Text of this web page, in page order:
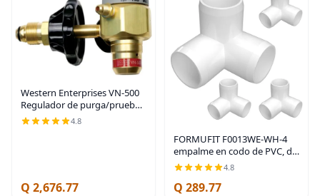
Western Enterprises VN-500
Regulador de purga/prueba
de nitrógeno con presión de
prueba de 500 PSI
4.8
Q 2,676.77
FORMUFIT F0013WE-WH-4
empalme en codo de PVC, de
3 vías, de calidad para
muebles, tamaño de 1
pulgada, blanco (paquete de
4.8
Q 289.77